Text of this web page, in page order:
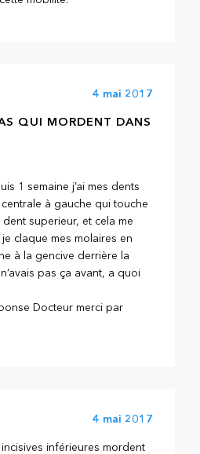
4 mai 2017
QUI MORDENT DANS
1 semaine j’ai mes dents
centrale à gauche qui touche
superieur, et cela me
claque mes molaires en
à la gencive derrière la
pas ça avant, a quoi
Docteur merci par
4 mai 2017
inférieures mordent